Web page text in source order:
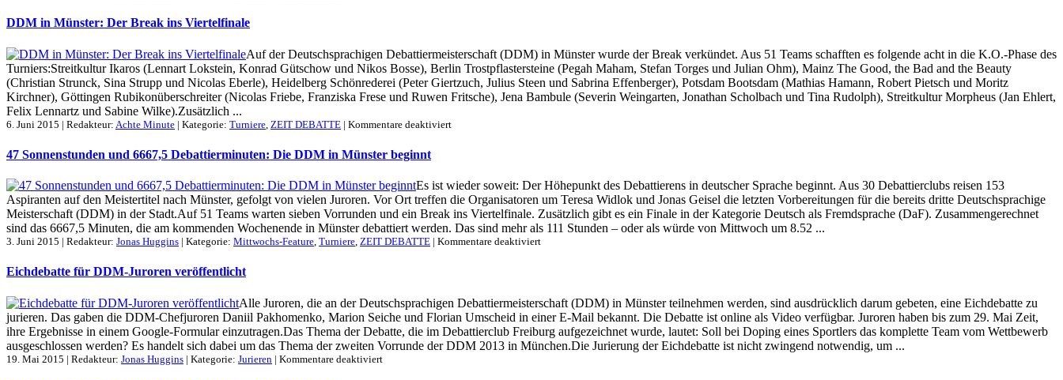
Break
ins
Halbfinale
DDM in Münster: Der Break ins Viertelfinale
Auf der Deutschsprachigen Debattiermeisterschaft (DDM) in Münster wurde der Break verkündet. Aus 51 Teams schafften es folgende acht in die K.O.-Phase des
Turniers:Streitkultur Ikaros (Lennart Lokstein, Konrad Gütschow und Nikos Bosse), Berlin Trostpflastersteine (Pegah Maham, Stefan Torges und Julian Ohm), Mainz The Good, the Bad and the Beauty
(Christian Strunck, Sina Strupp und Nicolas Eberle), Heidelberg Schönrederei (Peter Giertzuch, Julius Steen und Sabrina Effenberger), Potsdam Bootsdam (Mathias Hamann, Robert Pietsch und Moritz
Kirchner), Göttingen Rubikonüberschreiter (Nicolas Friebe, Franziska Frese und Ruwen Fritsche), Jena Bambule (Severin Weingarten, Jonathan Scholbach und Tina Rudolph), Streitkultur Morpheus (Jan Ehlert,
Felix Lennartz und Sabine Wilke).Zusätzlich ...
6. Juni 2015 | Redakteur: Achte Minute | Kategorie: Turniere ZEIT DEBATTE | Kommentare deaktiviertfür
Break
ins
Viertelfinale
47 Sonnenstunden und 6667,5 Debattierminuten: Die DDM in Münster beginnt
Es ist wieder soweit: Der Höhepunkt des Debattierens in deutscher Sprache beginnt. Aus 30 Debattierclubs reisen 153
Aspiranten auf den Meistertitel nach Münster, gefolgt von vielen Juroren. Vor Ort treffen die Organisatoren um Teresa Widlok und Jonas Geisel die letzten Vorbereitungen für die bereits dritte Deutschsprachige
Meisterschaft (DDM) in der Stadt.Auf 51 Teams warten sieben Vorrunden und ein Break ins Viertelfinale. Zusätzlich gibt es ein Finale in der Kategorie Deutsch als Fremdsprache (DaF). Zusammengerechnet
sind das 6667,5 Minuten, die am kommenden Wochenende in Münster debattiert werden. Das sind mehr als 111 Stunden – oder als würde von Mittwoch um 8.52 ...
3. Juni 2015 | Redakteur: Jonas Huggins | Kategorie: Mittwochs-Feature, Turniere, ZEIT DEBATTE | Kommentare deaktiviertfür
Debattierminuten:
Die
DDM
in
Eichdebatte für DDM-Juroren veröffentlicht
Alle Juroren, die an der Deutschsprachigen Debattiermeisterschaft (DDM) in Münster teilnehmen werden, sind ausdrücklich darum gebeten, eine Eichdebatte zu
jurieren. Das gaben die DDM-Chefjuroren Daniil Pakhomenko, Marion Seiche und Florian Umscheid in einer E-Mail bekannt. Die Debatte ist online als Video verfügbar. Juroren haben bis zum 29. Mai Zeit,
ihre Ergebnisse in einem Google-Formular einzutragen.Das Thema der Debatte, die im Debattierclub Freiburg aufgezeichnet wurde, lautet: Soll bei Doping eines Sportlers das komplette Team vom Wettbewerb
ausgeschlossen werden? Es handelt sich dabei um das Thema der zweiten Vorrunde der DDM 2013 in München.Die Jurierung der Eichdebatte ist nicht zwingend notwendig, um ...
19. Mai 2015 | Redakteur: Jonas Huggins | Kategorie: Jurieren | Kommentare deaktiviertfür